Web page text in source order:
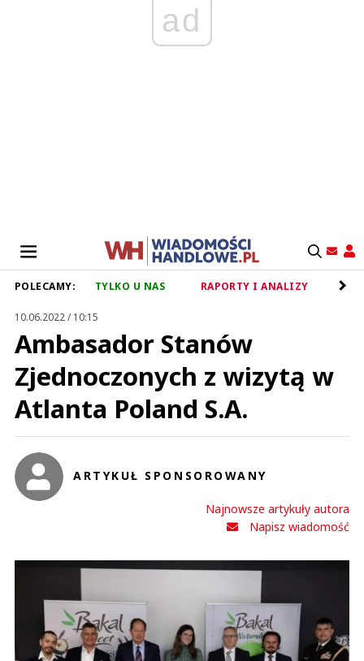
ad
POLECAMY: TYLKO U NAS RAPORTY I ANALIZY
10.06.2022 / 10:15
Ambasador Stanów
Zjednoczonych z wizytą w
Atlanta Poland S.A.
ARTYKUŁ SPONSOROWANY
Najnowsze artykuły autora
Napisz wiadomość